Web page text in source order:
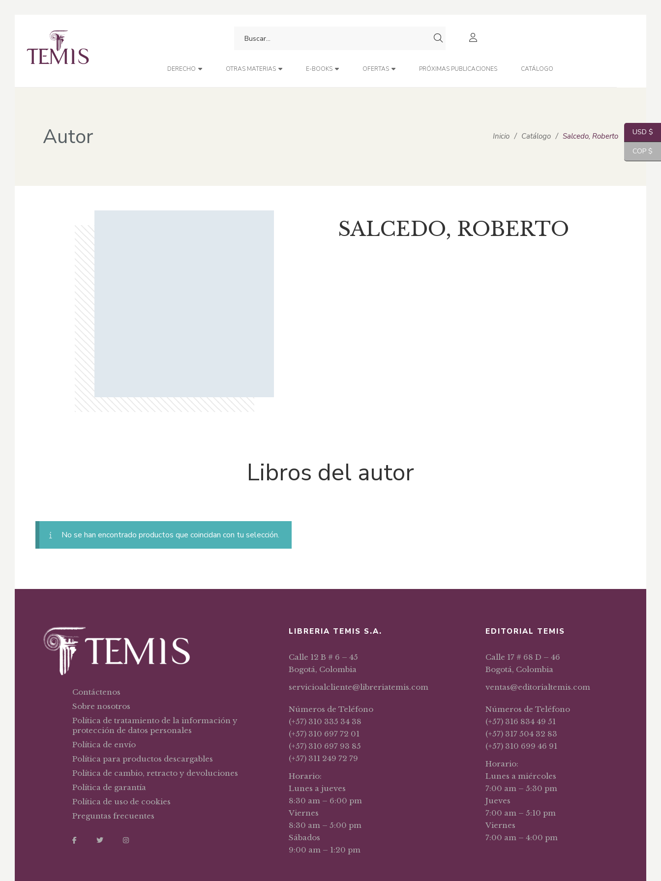
DERECHO OTRAS MATERIAS E-BOOKS OFERTAS PRÓXIMAS PUBLICACIONES CATÁLOGO
Autor Inicio / Catálogo / Salcedo, Roberto
SALCEDO, ROBERTO
Libros del autor
No se han encontrado productos que coincidan con tu selección.
Contáctenos
Sobre nosotros
Política de tratamiento de la información y
protección de datos personales
Política de envío
Política para productos descargables
Política de cambio, retracto y devoluciones
Política de garantía
Política de uso de cookies
Preguntas frecuentes
LIBRERIA TEMIS S.A.
Calle 12 B # 6 – 45
Bogotá, Colombia
servicioalcliente@libreriatemis.com
Números de Teléfono
(+57) 310 335 34 38
(+57) 310 697 72 01
(+57) 310 697 93 85
(+57) 311 249 72 79
Horario:
Lunes a jueves
8:30 am – 6:00 pm
Viernes
8:30 am – 5:00 pm
Sábados
9:00 am – 1:20 pm
EDITORIAL TEMIS
Calle 17 # 68 D – 46
Bogotá, Colombia
ventas@editorialtemis.com
Números de Teléfono
(+57) 316 834 49 51
(+57) 317 504 32 83
(+57) 310 699 46 91
Horario:
Lunes a miércoles
7:00 am – 5:30 pm
Jueves
7:00 am – 5:10 pm
Viernes
7:00 am – 4:00 pm
USD $
COP $